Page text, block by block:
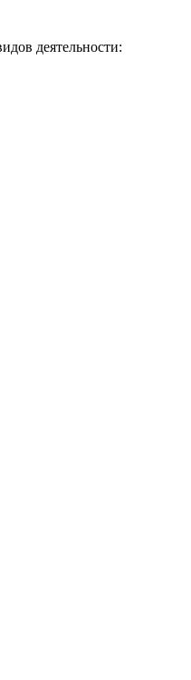
деятельности: